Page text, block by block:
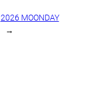
2026 MOONDAY
→